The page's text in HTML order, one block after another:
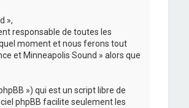
»,
responsable de toutes les
moment et nous ferons tout
et Minneapolis Sound » alors que
») qui est un script libre de
phpBB facilite seulement les